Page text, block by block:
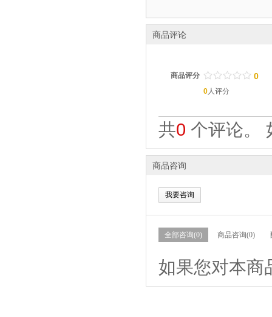
商品评论
商品评分 / / / / /
. . . . . 0
0人评分
共0 个评论。
商品咨询
我要咨询
全部咨询(0) 商品咨询(0)
如果您对本商